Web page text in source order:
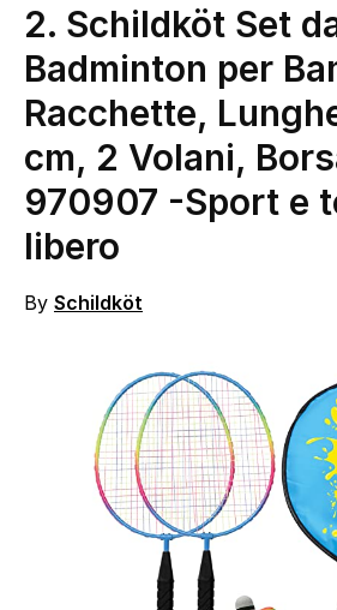
2. Schildköt Set
Badminton per
Racchette,
cm, 2 Volani,
970907 -Sport e
libero
By Schildköt